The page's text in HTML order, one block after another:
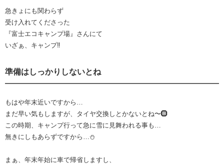
急きょにも関わらず
受け入れてくださった
『富士エコキャンプ場』さんにて
いざぁ、キャンプ‼︎
準備はしっかりしないとね
もはや年末近いですから…
まだ早い気もしますが、タイヤ交換しとかないとね〜🛞
この時期、キャンプ行って急に雪に見舞われる事も…
無きにしもあらずですから…⛄️
まぁ、年末年始に車で帰省しますし、